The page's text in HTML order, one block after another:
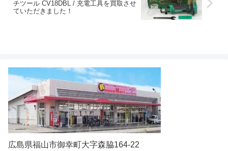
チツール CV18DBL / 充電工具を買取させ
ていただきました！
広島県福山市御幸町大字森脇164-22